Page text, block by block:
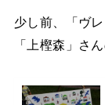
少し前、「ヴ
「上樫森」さ